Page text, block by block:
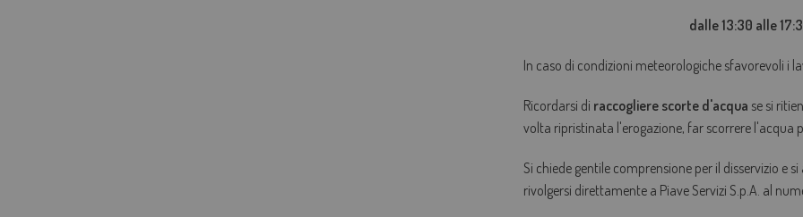
dalle 13:30 alle
In caso di condizioni meteorologiche sfavorevoli i
Ricordarsi di raccogliere scorte d'acqua se si
volta ripristinata l'erogazione, far scorrere l'acqua
Si chiede gentile comprensione per il disservizio e
rivolgersi direttamente a Piave Servizi S.p.A. al